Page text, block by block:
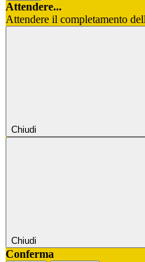
Attendere...
Attendere il completamento
Chiudi
Chiudi
Conferma